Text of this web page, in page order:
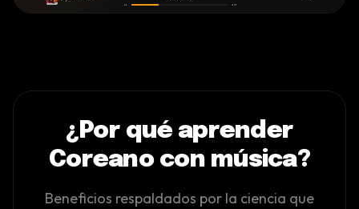
¿Por qué aprender
Coreano con música?
Beneficios respaldados por la ciencia que